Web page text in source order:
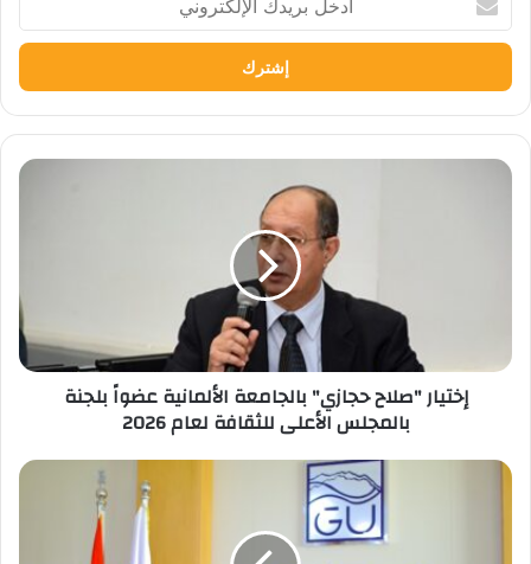
بريدك
الإلكتروني
إختيار
الأعلى
إختيار "صلاح حجازي" بالجامعة الألمانية عضواً بلجنة
بالمجلس الأعلى للثقافة لعام 2026
جامعة